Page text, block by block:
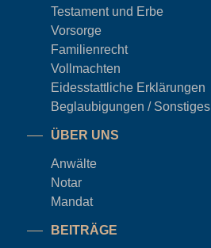
Testament und Erbe
Vorsorge
Familienrecht
Vollmachten
Eidesstattliche Erklärungen
Beglaubigungen / Sonstiges
ÜBER UNS
Anwälte
Notar
Mandat
BEITRÄGE